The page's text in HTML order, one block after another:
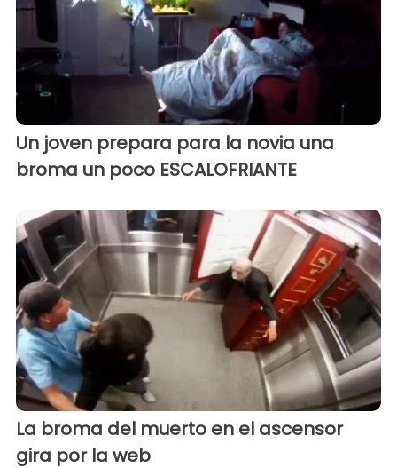
Un joven prepara para la novia una
broma un poco ESCALOFRIANTE
La broma del muerto en el ascensor
gira por la web